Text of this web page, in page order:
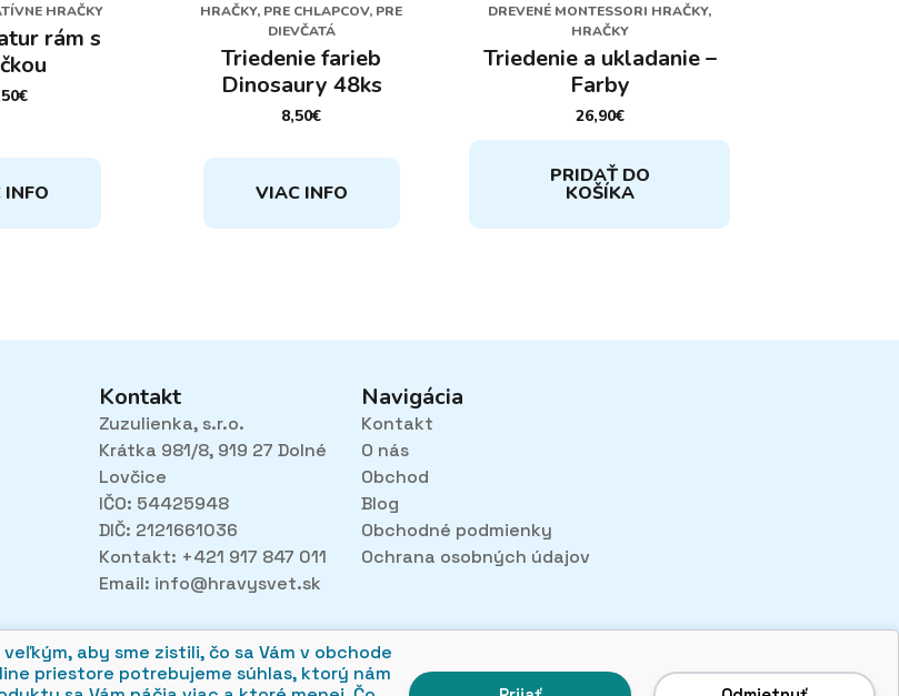
aby sme zistili, čo sa Vám v obchode
priestore potrebujeme súhlas, ktorý nám
HRAČKY
rám s
€
HRAČKY, PRE CHLAPCOV, PRE
DIEVČATÁ
Triedenie farieb
Dinosaury 48ks
8,50€
VIAC INFO
DREVENÉ MONTESSORI HRAČKY,
HRAČKY
Triedenie a ukladanie –
Farby
26,90€
PRIDAŤ DO
KOŠÍKA
Kontakt
Zuzulienka, s.r.o.
Krátka 981/8, 919 27 Dolné
Lovčice
IČO: 54425948
DIČ: 2121661036
Kontakt: +421 917 847 011
Email: info@hravysvet.sk
Navigácia
Kontakt
O nás
Obchod
Blog
Obchodné podmienky
Ochrana osobných údajov